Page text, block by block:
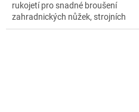
rukojetí pro snadné broušení
zahradnických nůžek, strojních
nožů a...